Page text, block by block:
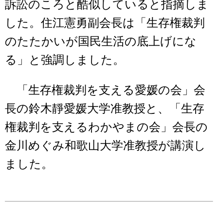
訴訟のころと酷似していると指摘しま
した。住江憲勇副会長は「生存権裁判
のたたかいが国民生活の底上げにな
る」と強調しました。
「生存権裁判を支える愛媛の会」会
長の鈴木靜愛媛大学准教授と、「生存
権裁判を支えるわかやまの会」会長の
金川めぐみ和歌山大学准教授が講演し
ました。